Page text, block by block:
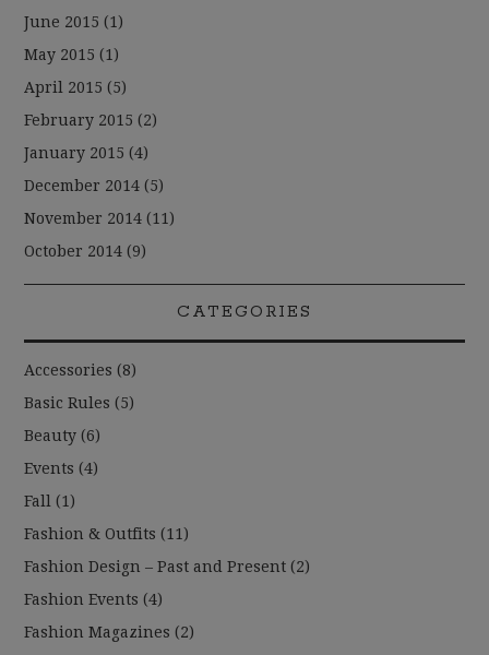
June 2015 (1)
May 2015 (1)
April 2015 (5)
February 2015 (2)
January 2015 (4)
December 2014 (5)
November 2014 (11)
October 2014 (9)
CATEGORIES
Accessories (8)
Basic Rules (5)
Beauty (6)
Events (4)
Fall (1)
Fashion & Outfits (11)
Fashion Design – Past and Present (2)
Fashion Events (4)
Fashion Magazines (2)